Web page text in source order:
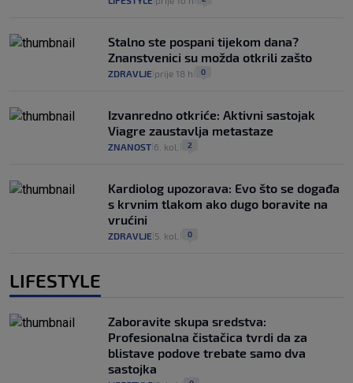
Stalno ste pospani tijekom dana?
Znanstvenici su možda otkrili zašto
ZDRAVLJE prije 18 h 0
Izvanredno otkriće: Aktivni sastojak
Viagre zaustavlja metastaze
ZNANOST 6. kol. 2
Kardiolog upozorava: Evo što se događa
s krvnim tlakom ako dugo boravite na
vrućini
ZDRAVLJE 5. kol. 0
LIFESTYLE
Zaboravite skupa sredstva:
Profesionalna čistačica tvrdi da za
blistave podove trebate samo dva
sastojka